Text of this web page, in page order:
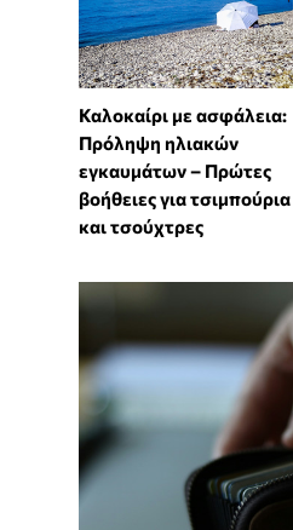
Καλοκαίρι με ασφάλεια:
Πρόληψη ηλιακών
εγκαυμάτων – Πρώτες
βοήθειες για τσιμπούρια
και τσούχτρες